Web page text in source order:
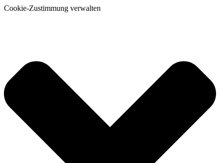
Cookie-Zustimmung verwalten